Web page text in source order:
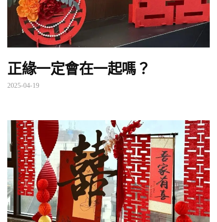
正緣一定會在一起嗎？
2025-04-19